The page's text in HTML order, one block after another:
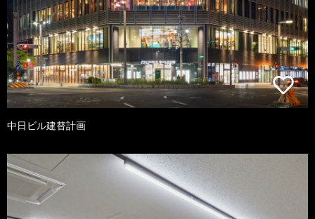
中日ビル建替計画